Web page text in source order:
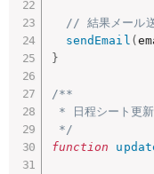
// 結果メール
sendEmail (
}
/**
* 日程シート更
*/
function